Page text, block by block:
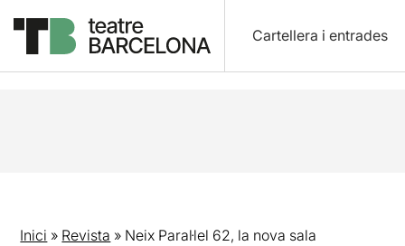
Cartellera i entrades
Inici » Revista » Neix Paral·lel 62, la nova sala